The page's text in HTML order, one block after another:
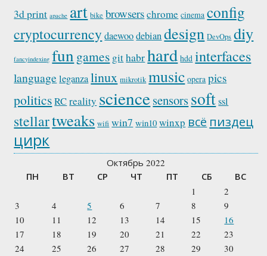
3d print apache art bike browserschrome cinema config
cryptocurrencydaewoodebiandesign DevOps diy
fancyindexing fun games githabrhard hdd interfaces
language leganzalinux mikrotik music opera pics
politicsRCreality sciencesensorssoftssl
stellartweaks wifi win7 win10 winxp всё пиздец
цирк
Октябрь 2022
ПН ВТ СР ЧТ ПТ СБ ВС
1
2
3
4 5 6 7 8
9
10
11 12 13 14 15
16
17
18 19 20 21 22
23
24
25 26 27 28 29
30